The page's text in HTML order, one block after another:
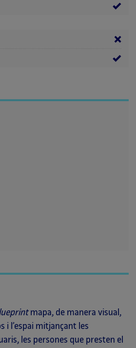
mapa, de manera visual,
i l’espai mitjançant les
les persones que presten el